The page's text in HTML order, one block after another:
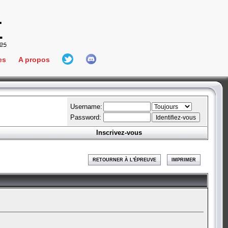
Connect
A propos
L'équipe
Hall Of Fame
Username:
Password:
Inscrivez-vous
RETOURNER À L'ÉPREUVE IMPRIMER